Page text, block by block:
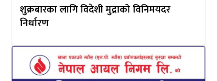
शुक्रबारका लागि विदेशी मुद्राको विनिमयदर
निर्धारण